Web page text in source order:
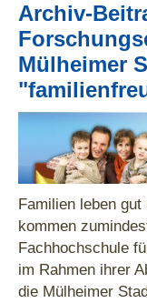
Archiv-
Mülheimer
Familien leben
kommen
Fachhochschule
im Rahmen ihrer
die Mülheimer